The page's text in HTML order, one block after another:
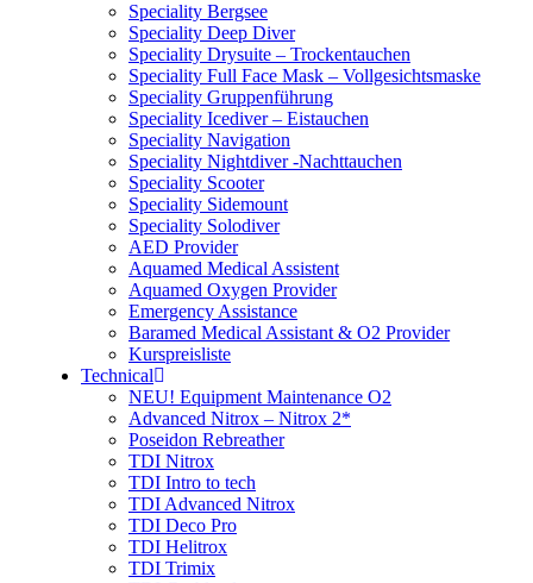
Speciality Bergsee
Speciality Deep Diver
Speciality Drysuite – Trockentauchen
Speciality Full Face Mask – Vollgesichtsmaske
Speciality Gruppenführung
Speciality Icediver – Eistauchen
Speciality Navigation
Speciality Nightdiver -Nachttauchen
Speciality Scooter
Speciality Sidemount
Speciality Solodiver
AED Provider
Aquamed Medical Assistent
Aquamed Oxygen Provider
Emergency Assistance
Baramed Medical Assistant & O2 Provider
Kurspreisliste
Technical
NEU! Equipment Maintenance O2
Advanced Nitrox – Nitrox 2*
Poseidon Rebreather
TDI Nitrox
TDI Intro to tech
TDI Advanced Nitrox
TDI Deco Pro
TDI Helitrox
TDI Trimix